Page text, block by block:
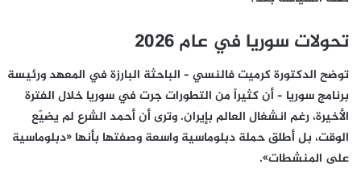
تحولات سوريا في عام 2026
توضح الدكتورة كرميت فالنسي – الباحثة البارزة في المعهد ورئيسة
برنامج سوريا – أن كثيراً من التطورات جرت في سوريا خلال الفترة
الأخيرة، رغم انشغال العالم بإيران. وترى أن أحمد الشرع لم يضيّع
الوقت، بل أطلق حملة دبلوماسية واسعة وصفتها بأنها «دبلوماسية
على المنشطات».